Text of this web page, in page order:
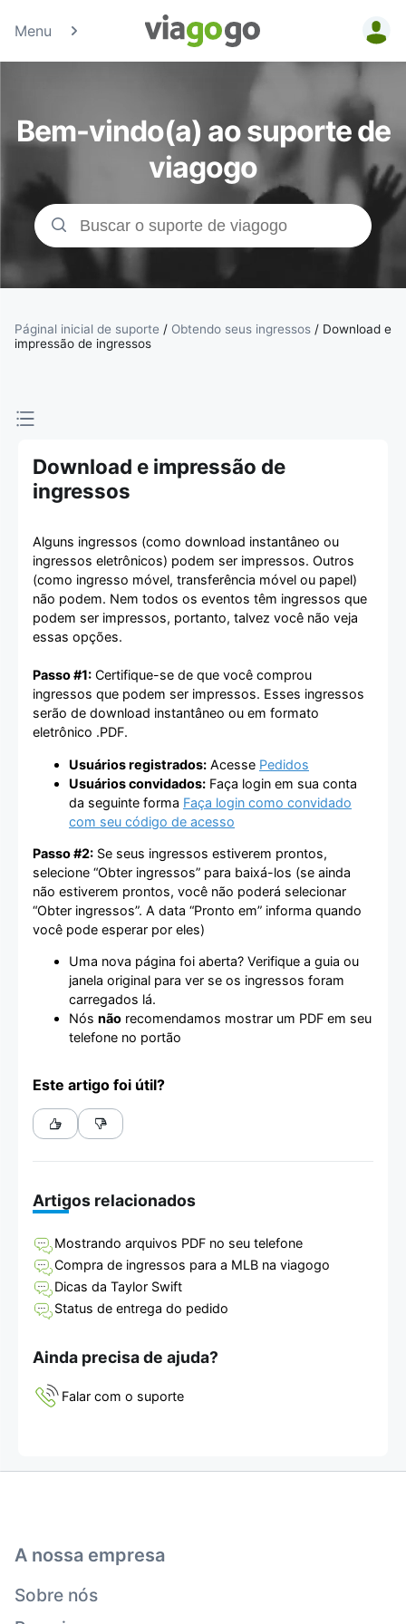
Menu
Bilhetes -
Concertos,
Desporto e
Teatro |
Bolsa de
Bilhetes da
viagogo
Bem-vindo(a) ao suporte de
viagogo
Páginal inicial de suporte / Obtendo seus ingressos / Download e
impressão de ingressos
Download e impressão de
ingressos
Alguns ingressos (como download instantâneo ou
ingressos eletrônicos) podem ser impressos. Outros
(como ingresso móvel, transferência móvel ou papel)
não podem. Nem todos os eventos têm ingressos que
podem ser impressos, portanto, talvez você não veja
essas opções.
Passo #1: Certifique-se de que você comprou
ingressos que podem ser impressos. Esses ingressos
serão de download instantâneo ou em formato
eletrônico .PDF.
Usuários registrados: Acesse Pedidos
Usuários convidados: Faça login em sua conta
da seguinte forma Faça login como convidado
com seu código de acesso
Passo #2: Se seus ingressos estiverem prontos,
selecione “Obter ingressos” para baixá-los (se ainda
não estiverem prontos, você não poderá selecionar
“Obter ingressos”. A data “Pronto em” informa quando
você pode esperar por eles)
Uma nova página foi aberta? Verifique a guia ou
janela original para ver se os ingressos foram
carregados lá.
Nós não recomendamos mostrar um PDF em seu
telefone no portão
Este artigo foi útil?
Artigos relacionados
Mostrando arquivos PDF no seu telefone
Compra de ingressos para a MLB na viagogo
Dicas da Taylor Swift
Status de entrega do pedido
Ainda precisa de ajuda?
Falar com o suporte
A nossa empresa
Sobre nós